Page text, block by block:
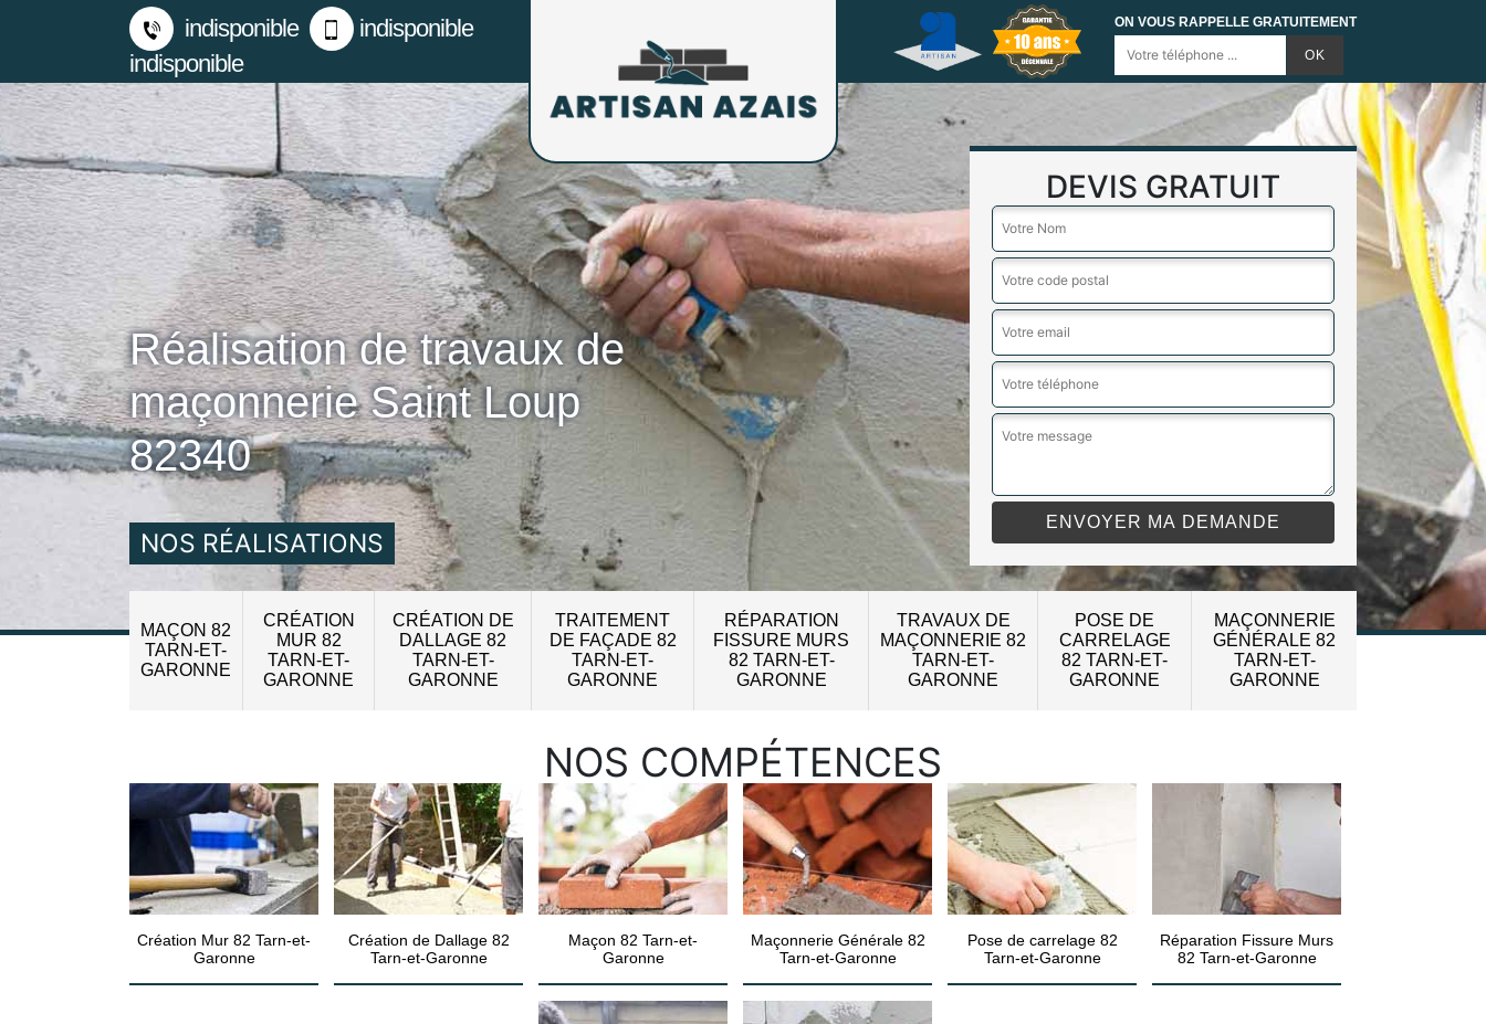
indisponible
indisponible
indisponible
ON VOUS RAPPELLE GRATUITEMENT
Réalisation de travaux de
maçonnerie Saint Loup
82340
NOS RÉALISATIONS
DEVIS GRATUIT
MAÇON 82
TARN-ET-
GARONNE
CRÉATION
MUR 82
TARN-ET-
GARONNE
CRÉATION DE
DALLAGE 82
TARN-ET-
GARONNE
TRAITEMENT
DE FAÇADE 82
TARN-ET-
GARONNE
RÉPARATION
FISSURE MURS
82 TARN-ET-
GARONNE
TRAVAUX DE
MAÇONNERIE 82
TARN-ET-
GARONNE
POSE DE
CARRELAGE
82 TARN-ET-
GARONNE
MAÇONNERIE
GÉNÉRALE 82
TARN-ET-
GARONNE
NOS COMPÉTENCES
Création Mur 82 Tarn-et-
Garonne
Création de Dallage 82
Tarn-et-Garonne
Maçon 82 Tarn-et-
Garonne
Maçonnerie Générale 82
Tarn-et-Garonne
Pose de carrelage 82
Tarn-et-Garonne
Réparation Fissure Murs
82 Tarn-et-Garonne